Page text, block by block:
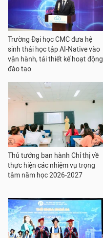
Trường Đại học CMC đưa hệ
sinh thái học tập AI-Native vào
vận hành, tái thiết kế hoạt động
đào tạo
Thủ tướng ban hành Chỉ thị về
thực hiện các nhiệm vụ trọng
tâm năm học 2026-2027